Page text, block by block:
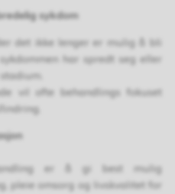
sykdom
det ikke lenger er mulig å bli
har spredt seg eller
vil ofte behandlings fokuset
er å gi best mulig
pleie omsorg og livskvalitet for